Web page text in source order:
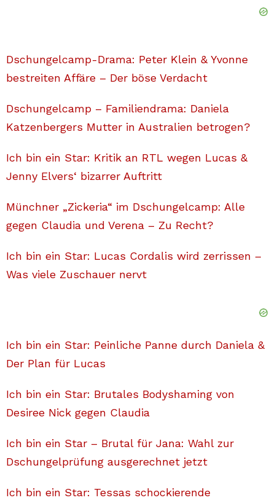
Dschungelcamp-Drama: Peter Klein & Yvonne
bestreiten Affäre – Der böse Verdacht
Dschungelcamp – Familiendrama: Daniela
Katzenbergers Mutter in Australien betrogen?
Ich bin ein Star: Kritik an RTL wegen Lucas &
Jenny Elvers‘ bizarrer Auftritt
Münchner „Zickeria“ im Dschungelcamp: Alle
gegen Claudia und Verena – Zu Recht?
Ich bin ein Star: Lucas Cordalis wird zerrissen –
Was viele Zuschauer nervt
Ich bin ein Star: Peinliche Panne durch Daniela &
Der Plan für Lucas
Ich bin ein Star: Brutales Bodyshaming von
Desiree Nick gegen Claudia
Ich bin ein Star – Brutal für Jana: Wahl zur
Dschungelprüfung ausgerechnet jetzt
Ich bin ein Star: Tessas schockierende